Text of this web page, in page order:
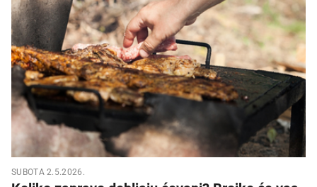
SUBOTA 2.5.2026.